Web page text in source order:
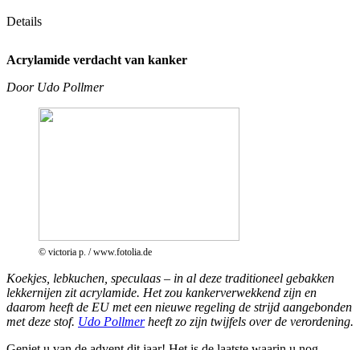
Details
Acrylamide verdacht van kanker
Door Udo Pollmer
© victoria p. / www.fotolia.de
Koekjes, lebkuchen, speculaas – in al deze traditioneel gebakken
lekkernijen zit acrylamide. Het zou kankerverwekkend zijn en
daarom heeft de EU met een nieuwe regeling de strijd aangebonden
met deze stof. Udo Pollmerheeft zo zijn twijfels over de verordening.